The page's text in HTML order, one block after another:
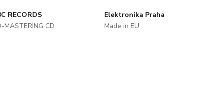
RECORDS
MASTERING CD
Elektronika Praha
Made in EU